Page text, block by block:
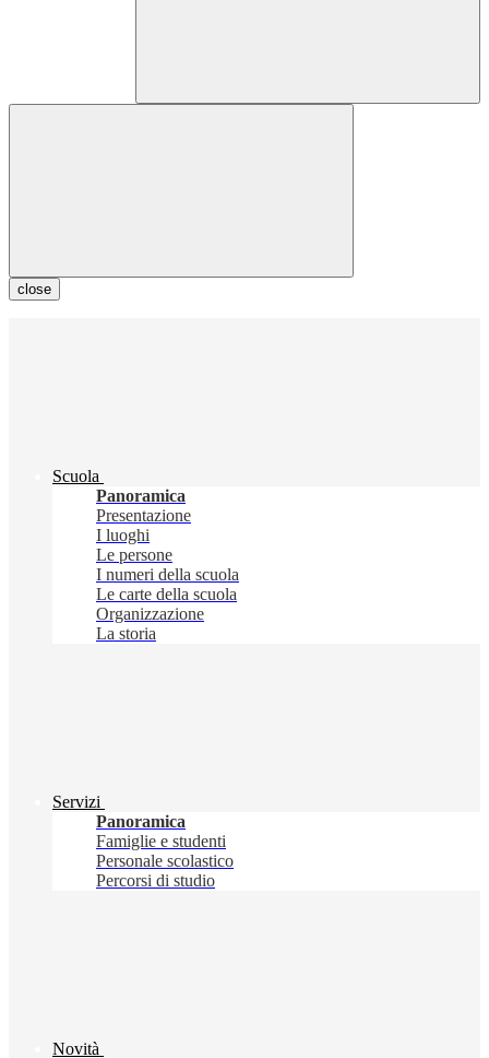
close
Scuola
Panoramica
Presentazione
I luoghi
Le persone
I numeri della scuola
Le carte della scuola
Organizzazione
La storia
Servizi
Panoramica
Famiglie e studenti
Personale scolastico
Percorsi di studio
Novità